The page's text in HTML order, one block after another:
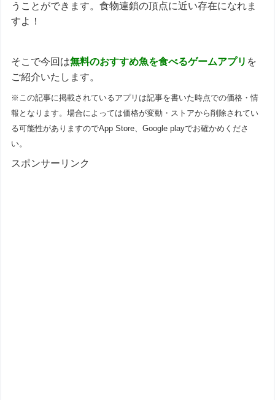
うことができます。食物連鎖の頂点に近い存在になれま
すよ！
そこで今回は無料のおすすめ魚を食べるゲームアプリ を
ご紹介いたします。
※この記事に掲載されているアプリは記事を書いた時点での価格・情
報となります。場合によっては価格が変動・ストアから削除されてい
る可能性がありますのでApp Store、Google playでお確かめくださ
い。
スポンサーリンク